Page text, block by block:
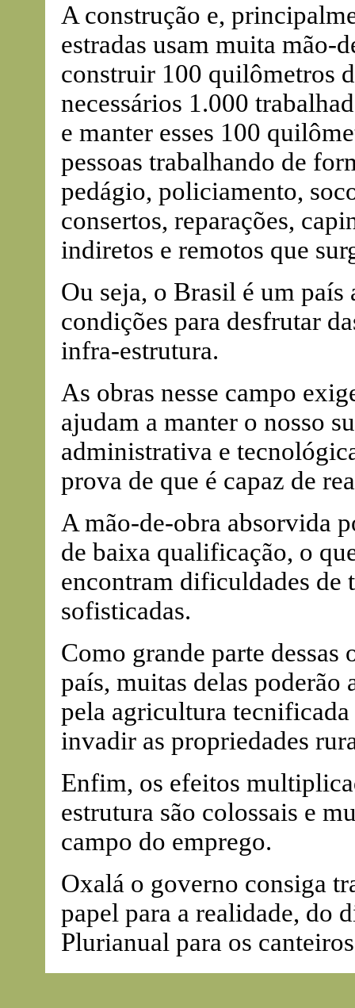
A construção e,
estradas usam muita mão-
construir 100 quilômetros
necessários 1.000
e manter esses 100
pessoas trabalhando de
pedágio, policiamento,
consertos, reparações,
indiretos e remotos que
Ou seja, o Brasil é um país
condições para desfrutar
infra-estrutura.
As obras nesse campo
ajudam a manter o nosso
administrativa e
prova de que é capaz de
A mão-de-obra absorvida
de baixa qualificação, o
encontram dificuldades de
sofisticadas.
Como grande parte
país, muitas delas
pela agricultura tecnificada
invadir as propriedades
Enfim, os efeitos
estrutura são colossais e
campo do emprego.
Oxalá o governo consiga
papel para a realidade, do
Plurianual para os